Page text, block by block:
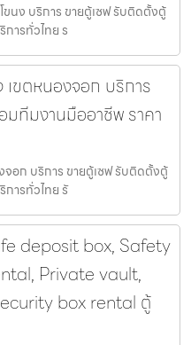
ขนง บริการ ขายตู้เซฟ รับติดตั้งตู้
ารทั่วไทย ร
ขตหนองจอก บริการ
ทีมงานมืออาชีพ ราคา
อก บริการ ขายตู้เซฟ รับติดตั้งตู้
ารทั่วไทย รั
deposit box, Safety
Private vault,
box rental ตู้